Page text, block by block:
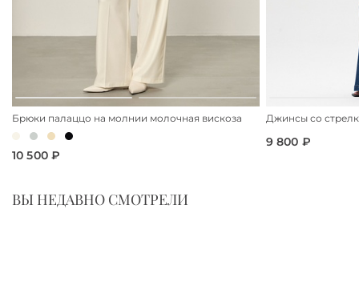
Брюки палаццо на молнии молочная вискоза
10 500 ₽
Джинсы со
9 800 ₽
ВЫ НЕДАВНО СМОТРЕЛИ